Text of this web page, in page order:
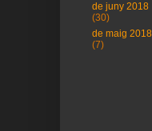
de juny 2018
(30)
de maig 2018
(7)